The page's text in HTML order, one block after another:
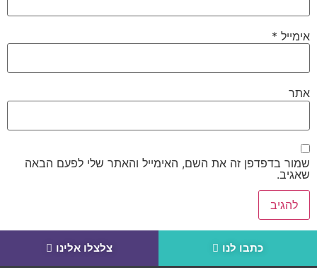
אימייל *
אתר
שמור בדפדפן זה את השם, האימייל והאתר שלי לפעם הבאה
שאגיב.
כתבו לנו צלצלו אלינו